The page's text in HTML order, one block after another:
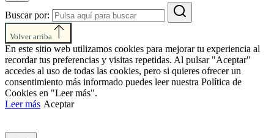
Buscar por:
Volver arriba
En este sitio web utilizamos cookies para mejorar tu experiencia al
recordar tus preferencias y visitas repetidas. Al pulsar "Aceptar"
accedes al uso de todas las cookies, pero si quieres ofrecer un
consentimiento más informado puedes leer nuestra Política de
Cookies en "Leer más".
Leer más Aceptar